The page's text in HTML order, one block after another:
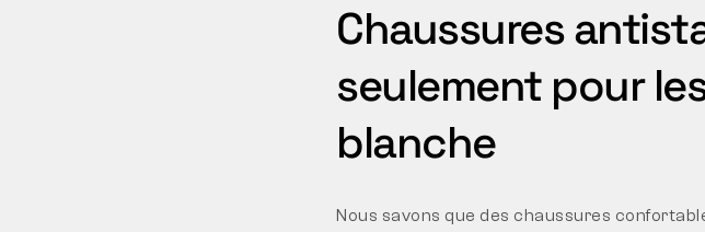
Chaussures
seulement pour
blanche
Nous savons que des chaussures